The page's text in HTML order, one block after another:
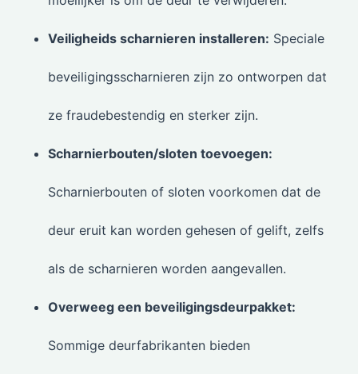
Veiligheids scharnieren installeren: Speciale
beveiligingsscharnieren zijn zo ontworpen dat
ze fraudebestendig en sterker zijn.
Scharnierbouten/sloten toevoegen:
Scharnierbouten of sloten voorkomen dat de
deur eruit kan worden gehesen of gelift, zelfs
als de scharnieren worden aangevallen.
Overweeg een beveiligingsdeurpakket:
Sommige deurfabrikanten bieden